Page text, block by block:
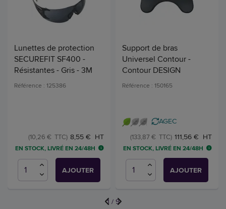
Lunettes de protection
SECUREFIT SF400 -
Résistantes - Gris - 3M
Référence : 125386
8,55 € HT
(10,26 € TTC)
EN STOCK, LIVRÉ EN 24/48H
AJOUTER
Support de bras
Universel Contour -
Contour DESIGN
Référence : 150165
AGEC
111,56 € HT
(133,87 € TTC)
EN STOCK, LIVRÉ EN 24/48H
AJOUTER
1 / 9